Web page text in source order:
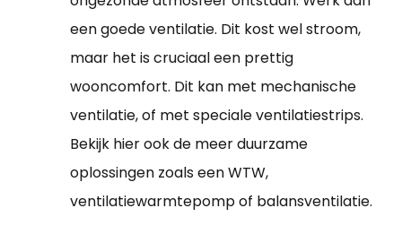
een goede ventilatie. Dit kost wel stroom,
maar het is cruciaal een prettig
wooncomfort. Dit kan met mechanische
ventilatie, of met speciale ventilatiestrips.
Bekijk hier ook de meer duurzame
oplossingen zoals een WTW,
ventilatiewarmtepomp of balansventilatie.